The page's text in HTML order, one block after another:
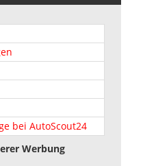
bei AutoScout24
Werbung